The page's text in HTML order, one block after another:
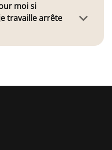
moi si
travaille arrête